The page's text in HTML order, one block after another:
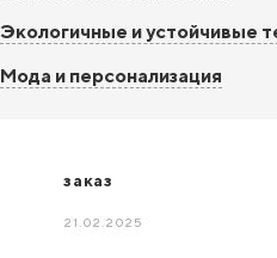
Экологичные и устойчивые
Мода и персонализация
заказ
21.02.2025